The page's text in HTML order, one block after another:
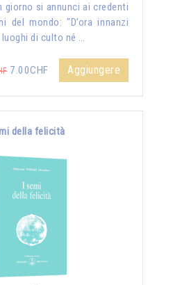
giorno si annunci ai credenti
del mondo: "D’ora innanzi
di culto né …
7.00CHF Aggiungere
della felicità